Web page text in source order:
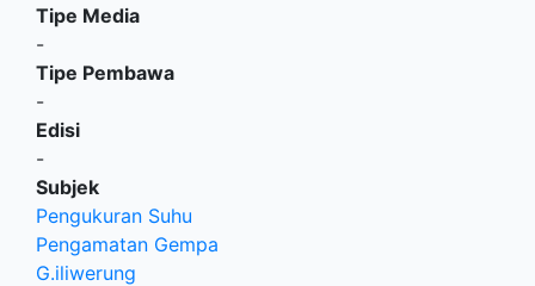
Tipe Media
-
Tipe Pembawa
-
Edisi
-
Subjek
Pengukuran Suhu
Pengamatan Gempa
G.iliwerung